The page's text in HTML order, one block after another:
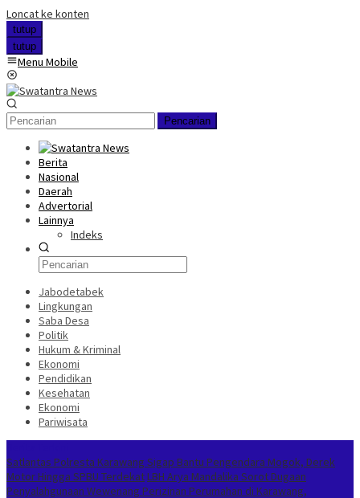
Loncat ke konten
tutup
tutup
Menu Mobile
Pencarian
Berita
Nasional
Daerah
Advertorial
Lainnya
Indeks
Jabodetabek
Lingkungan
Saba Desa
Politik
Hukum & Kriminal
Ekonomi
Pendidikan
Kesehatan
Ekonomi
Pariwisata
Satlantas Polresta Karawang Sigap Bantu Pengendara Mogok, Derek
Motor Hingga SPBU Terdekat LBH Arya Mandalika Sorot Dugaan
Penyalahgunaan Wewenang Perizinan Perumahan di Karawang,